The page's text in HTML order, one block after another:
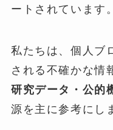
ートされています。
私たちは、個人ブ
される不確かな情
研究データ・公的
源を主に参考にし